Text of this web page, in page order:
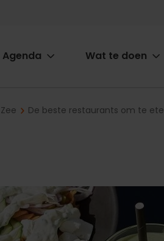
Agenda Wat te doen
De beste restaurants om te